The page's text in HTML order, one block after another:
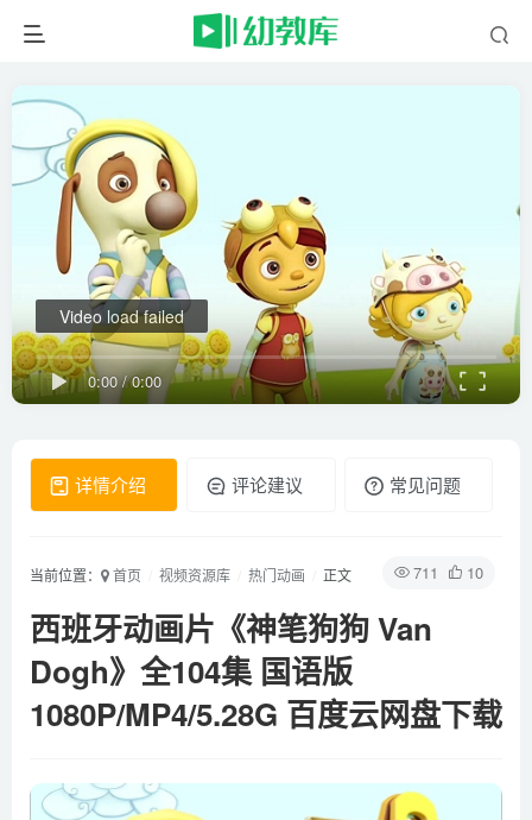
0:00/0:00
Video load failed
详情介绍 评论建议 常见问题
711 10
当前位置： 首页 视频资源库 热门动画 正文
西班牙动画片《神笔狗狗 Van
Dogh》全104集 国语版
1080P/MP4/5.28G 百度云网盘下载